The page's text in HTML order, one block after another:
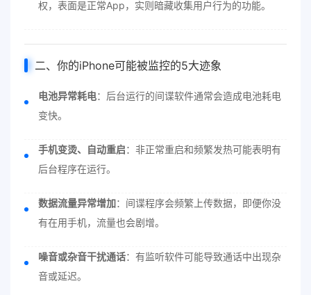
权，表面是正常App，实则暗藏收集用户行为的功能。
二、你的iPhone可能被监控的5大迹象
电池异常耗电：后台运行的间谍软件通常会造成电池耗电
变快。
手机变烫、自动重启：非正常重启和频繁发热可能表明有
后台程序在运行。
数据流量异常增加：间谍程序会频繁上传数据，即便你没
有在用手机，流量也会剧增。
噪音或杂音干扰通话：有监听软件可能导致通话中出现杂
音或延迟。